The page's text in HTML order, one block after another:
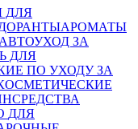
ДЛЯ
АРОМАТЫ
УХОД ЗА
ДЛЯ
ПО УХОДУ ЗА
СРЕДСТВА
ДЛЯ